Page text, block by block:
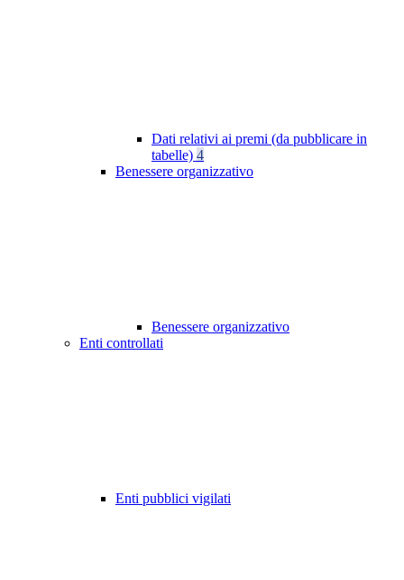
Dati relativi ai premi (da pubblicare in
tabelle) 4
Benessere organizzativo
Benessere organizzativo
Enti controllati
Enti pubblici vigilati